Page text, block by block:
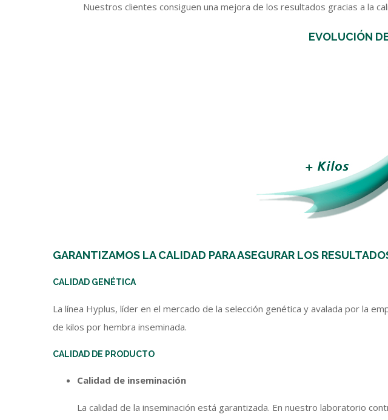
Nuestros clientes consiguen una mejora de los resultados gracias a la
EVOLUCIÓN
GARANTIZAMOS LA CALIDAD PARA ASEGURAR LOS
CALIDAD GENÉTICA
La línea Hyplus, líder en el mercado de la selección genética y avalada por la
de kilos por hembra inseminada.
CALIDAD DE PRODUCTO
Calidad de inseminación
La calidad de la inseminación está garantizada. En nuestro laboratorio